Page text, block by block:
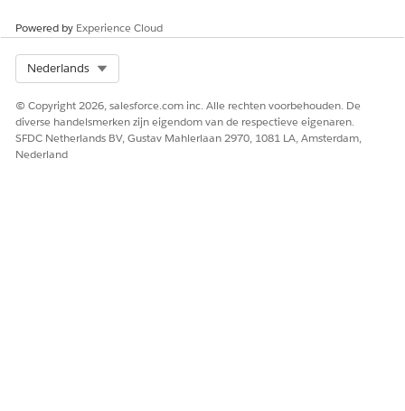
HEEFT DIT ARTIKEL UW PROBLEEM OPGELOST?
Laat ons weten wat we kunnen doen om te verbeteren!
Powered by Experience Cloud
Nederlands
© Copyright 2026, salesforce.com inc. Alle rechten voorbehouden. De
diverse handelsmerken zijn eigendom van de respectieve eigenaren.
SFDC Netherlands BV, Gustav Mahlerlaan 2970, 1081 LA, Amsterdam,
Nederland